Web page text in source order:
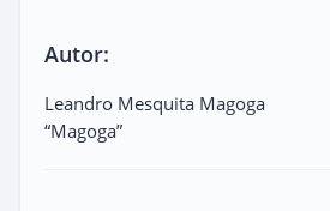
Autor:
Leandro Mesquita Magoga
“Magoga”